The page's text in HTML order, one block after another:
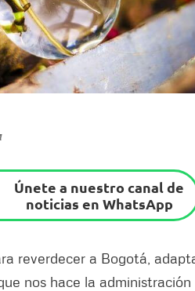
Únete a nuestro canal de
noticias en WhatsApp
reverdecer a Bogotá,
nos hace la